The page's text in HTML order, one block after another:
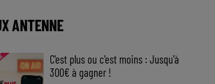
ANTENNE
C'est plus ou c'est moins : Jusqu'à
300€ à gagner !